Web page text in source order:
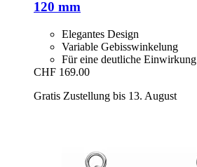
120 mm
Elegantes Design
Variable Gebisswinkelung
Für eine deutliche Einwirkung
CHF 169.00
Gratis Zustellung bis 13. August